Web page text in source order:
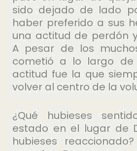
sido dejado de lado
haber preferido a sus
una actitud de perdón
A pesar de los
cometió a lo largo de
actitud fue la que
volver al centro de la
¿Qué hubieses
estado en el lugar de
hubieses